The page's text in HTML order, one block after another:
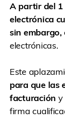
A partir del 1
electrónica
sin
electrónicas.
Este
para que las
facturación y
firma